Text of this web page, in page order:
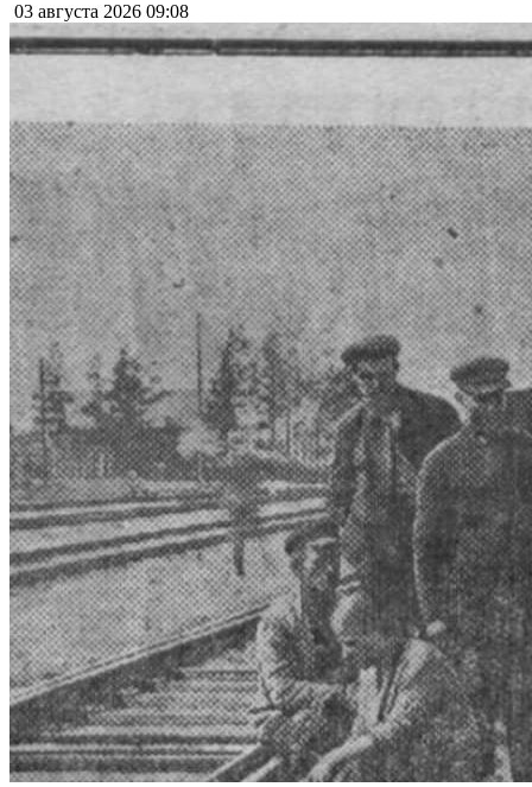
03 августа 2026 09:08